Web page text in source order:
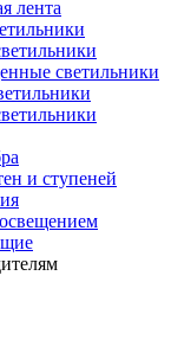
лента
светильники
и ступеней